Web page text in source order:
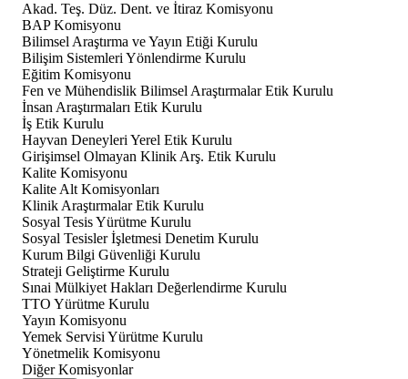
Akad. Teş. Düz. Dent. ve İtiraz Komisyonu
BAP Komisyonu
Bilimsel Araştırma ve Yayın Etiği Kurulu
Bilişim Sistemleri Yönlendirme Kurulu
Eğitim Komisyonu
Fen ve Mühendislik Bilimsel Araştırmalar Etik Kurulu
İnsan Araştırmaları Etik Kurulu
İş Etik Kurulu
Hayvan Deneyleri Yerel Etik Kurulu
Girişimsel Olmayan Klinik Arş. Etik Kurulu
Kalite Komisyonu
Kalite Alt Komisyonları
Klinik Araştırmalar Etik Kurulu
Sosyal Tesis Yürütme Kurulu
Sosyal Tesisler İşletmesi Denetim Kurulu
Kurum Bilgi Güvenliği Kurulu
Strateji Geliştirme Kurulu
Sınai Mülkiyet Hakları Değerlendirme Kurulu
TTO Yürütme Kurulu
Yayın Komisyonu
Yemek Servisi Yürütme Kurulu
Yönetmelik Komisyonu
Diğer Komisyonlar